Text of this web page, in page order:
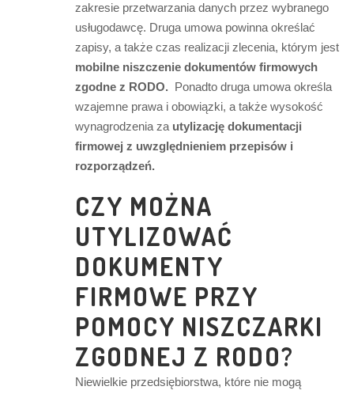
zakresie przetwarzania danych przez wybranego
usługodawcę. Druga umowa powinna określać
zapisy, a także czas realizacji zlecenia, którym jest
mobilne niszczenie dokumentów firmowych
zgodne z RODO. Ponadto druga umowa określa
wzajemne prawa i obowiązki, a także wysokość
wynagrodzenia za utylizację dokumentacji
firmowej z uwzględnieniem przepisów i
rozporządzeń.
CZY MOŻNA
UTYLIZOWAĆ
DOKUMENTY
FIRMOWE PRZY
POMOCY NISZCZARKI
ZGODNEJ Z RODO?
Niewielkie przedsiębiorstwa, które nie mogą